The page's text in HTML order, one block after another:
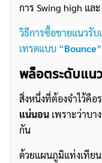
การ Swing high แล
วิธีการซื้อขายแนวรั
เทรดแบบ “Bounce
พล็อตระดับแน
สิ่งหนึ่งที่ต้องจำไว้คื
แน่นอน เพราะว่าบา
กัน
ด้วยแผนภูมิแท่งเทีย